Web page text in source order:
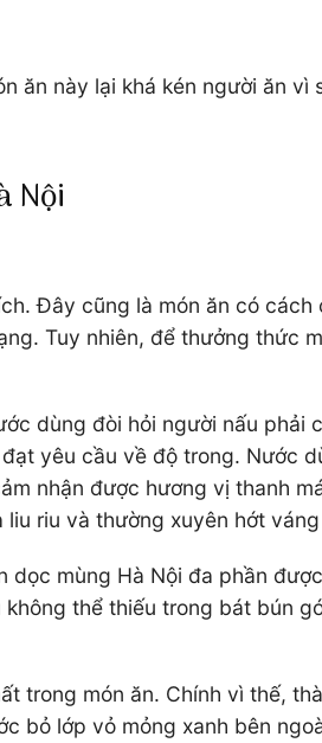
ăn này lại khá kén người ăn vì
Nội
Đây cũng là món ăn có cách
Tuy nhiên, để thưởng thức
dùng đòi hỏi người nấu phải
yêu cầu về độ trong. Nước
nhận được hương vị thanh
riu và thường xuyên hớt
mùng Hà Nội đa phần
thể thiếu trong bát bún
trong món ăn. Chính vì thế,
bỏ lớp vỏ mỏng xanh bên